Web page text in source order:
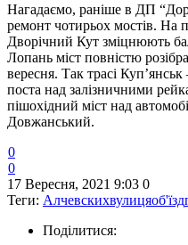
Нагадаємо, раніше в ДП
ремонт чотирьох мостів. На
Дворічний Кут зміцнюють
Лопань міст повністю
вересня. Так трасі
поста над залізничними
пішохідний міст над
Довжанський.
0
0
17 Вересня, 2021 9:03 0
Теги: Алчевскихвулицяоб'їзд
Поділитися: